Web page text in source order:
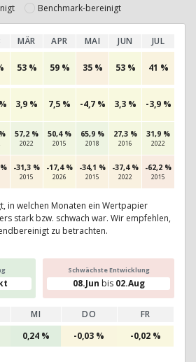
Benchmark-bereinigt
MÄR APR MAI JUN JUL
53 % 59 % 35 % 53 % 41 %
3,9 % 7,5 % -4,7 % 3,3 % -3,9 %
57,2 %
2022
50,4 %
2015
65,9 %
2018
27,3 %
2016
31,9 %
2022
-31,3 %
2015
-17,4 %
2026
-34,1 %
2015
-37,4 %
2022
-62,2 %
2015
in welchen Monaten ein Wertpapier
stark bzw. schwach war. Wir empfehlen,
zu betrachten.
Schwächste Entwicklung
08.Jun bis 02.Aug
MI DO
FR
0,24 % -0,03 % -0,02 %